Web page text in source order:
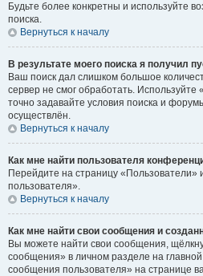
Будьте более конкретны и используйте
поиска.
Вернуться к началу
В результате моего поиска я получил
Ваш поиск дал слишком большое
сервер не смог обработать.
точно задавайте условия поиска и
осуществлён.
Вернуться к началу
Как мне найти пользователя
Перейдите на страницу «Пользователи»
пользователя».
Вернуться к началу
Как мне найти свои сообщения и
Вы можете найти свои сообщения,
сообщения» в личном разделе на
сообщения пользователя» на странице